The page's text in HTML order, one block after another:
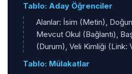
Tablo: Aday Öğrenciler
Alanlar: İsim (Metin),
Mevcut Okul (Bağlantı),
(Durum), Veli Kimliği (Link:
Tablo: Mülakatlar